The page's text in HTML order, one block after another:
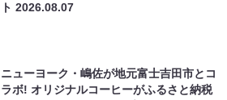
ト2026.08.07
ニューヨーク・嶋佐が地元富士吉田市とコ
ラボ! オリジナルコーヒーがふるさと納税